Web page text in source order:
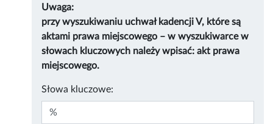
Uwaga:
przy wyszukiwaniu uchwał kadencji V, które są
aktami prawa miejscowego – w wyszukiwarce w
słowach kluczowych należy wpisać: akt prawa
miejscowego.
Słowa kluczowe: